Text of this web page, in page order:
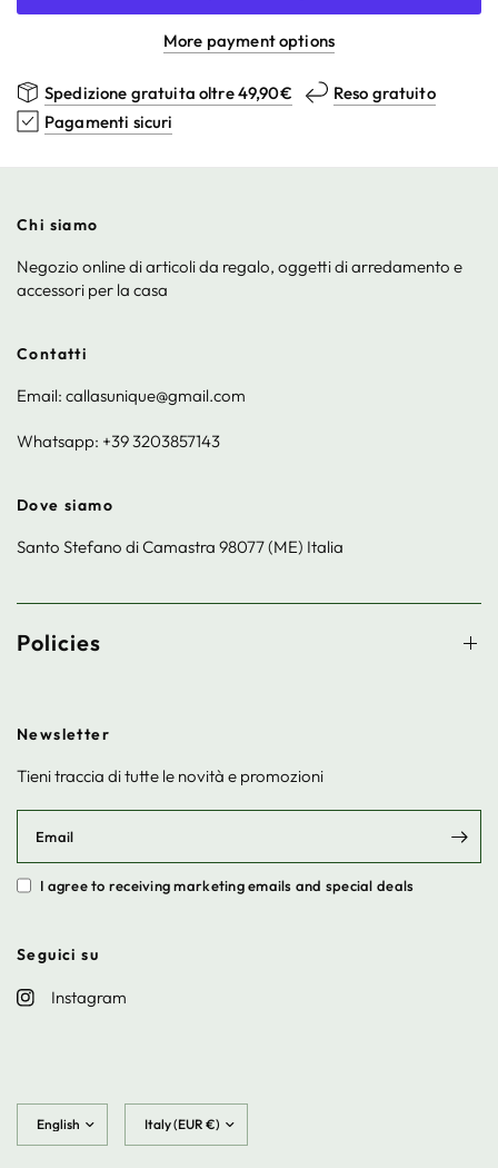
More payment options
Spedizione gratuita oltre 49,90€
Reso gratuito
Pagamenti sicuri
Chi siamo
Negozio online di articoli da regalo, oggetti di arredamento e
accessori per la casa
Contatti
Email: callasunique@gmail.com
Whatsapp: +39 3203857143
Dove siamo
Santo Stefano di Camastra 98077 (ME) Italia
Policies
Newsletter
Tieni traccia di tutte le novità e promozioni
Email
I agree to receiving marketing emails and special deals
Seguici su
Instagram
country/region
country/region